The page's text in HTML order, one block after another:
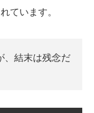
ています。
、結末は残念だ